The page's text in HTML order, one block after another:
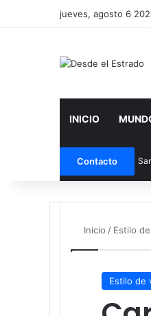
jueves, agosto 6
INICIO
Contacto
Inicio / Estilo
Estilo de